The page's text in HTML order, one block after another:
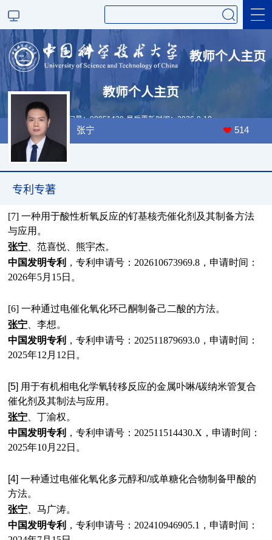
教师个人主页
教师个人主页
访问量：00051429 最后更新时间：2026-8-10
张宁 514
专利专著